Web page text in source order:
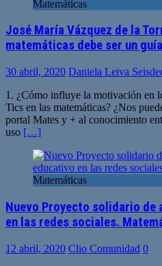
Matemáticas
José María Vázquez de la
matemáticas debe ser un
30 abril, 2020 Daniela Leiva
1. ¿Cómo influye la motivación en
Tics en las matemáticas? ¿Nos
portal Mates y + al conocimiento
uso […]
Matemáticas
Nuevo Proyecto solidario de
en las redes sociales.
12 abril, 2020 Clio Comunidad 0